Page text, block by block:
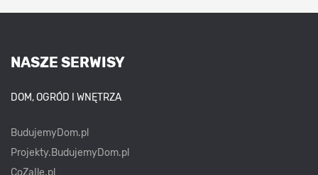
NASZE SERWISY
DOM, OGRÓD I WNĘTRZA
BudujemyDom.pl
Projekty.BudujemyDom.pl
CoZaIle.pl